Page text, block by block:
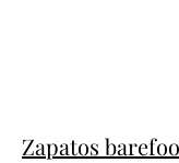
Zapatos